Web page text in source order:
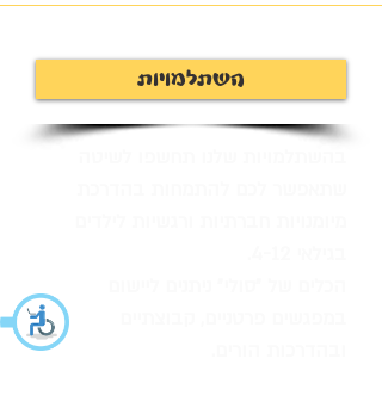
השתלמויות